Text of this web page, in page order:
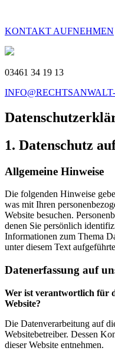
KONTAKT AUFNEHMEN
03461 34 19 13
1. Datenschutz
Allgemeine Hinweise
Die folgenden Hinweise
was mit Ihren
Website besuchen.
denen Sie persönlich
Informationen zum Thema
unter diesem Text
Datenerfassung auf
Wer ist verantwortlich für
Website?
Die Datenverarbeitung auf
Websitebetreiber. Dessen
dieser Website entnehmen.